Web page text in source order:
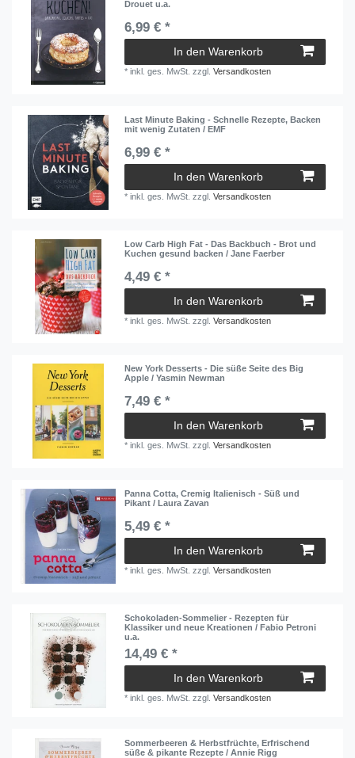
Drouet u.a.
6,99 € *
In den Warenkorb
*inkl. ges. MwSt. zzgl.Versandkosten
Last Minute Baking - Schnelle Rezepte, Backen
mit wenig Zutaten / EMF
6,99 € *
In den Warenkorb
*inkl. ges. MwSt. zzgl.Versandkosten
Low Carb High Fat - Das Backbuch - Brot und
Kuchen gesund backen / Jane Faerber
4,49 € *
In den Warenkorb
*inkl. ges. MwSt. zzgl.Versandkosten
New York Desserts - Die süße Seite des Big
Apple / Yasmin Newman
7,49 € *
In den Warenkorb
*inkl. ges. MwSt. zzgl.Versandkosten
Panna Cotta, Cremig Italienisch - Süß und
Pikant / Laura Zavan
5,49 € *
In den Warenkorb
*inkl. ges. MwSt. zzgl.Versandkosten
Schokoladen-Sommelier - Rezepten für
Klassiker und neue Kreationen / Fabio Petroni
u.a.
14,49 € *
In den Warenkorb
*inkl. ges. MwSt. zzgl.Versandkosten
Sommerbeeren & Herbstfrüchte, Erfrischend
süße & pikante Rezepte / Annie Rigg